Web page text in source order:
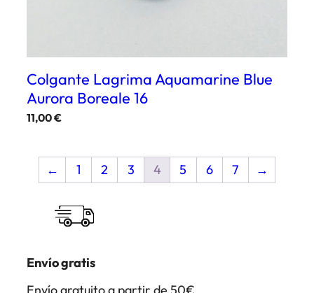
Colgante Lagrima Aquamarine Blue
Aurora Boreale 16
11,00€
← 1 2 3 4 5 6 7 →
Envío gratis